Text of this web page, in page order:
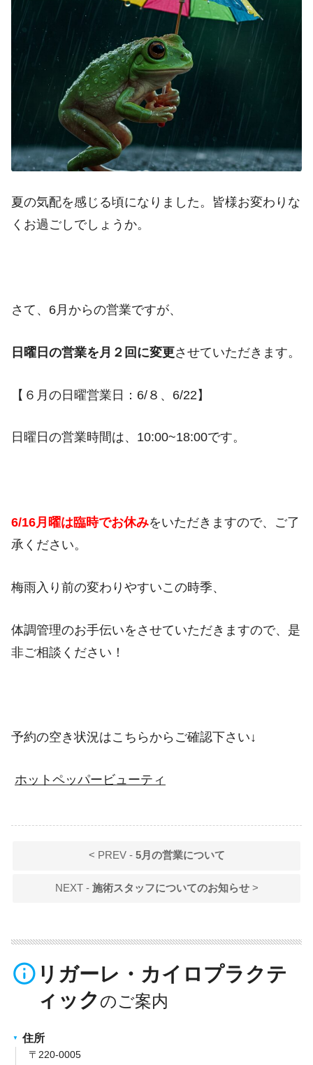
夏の気配を感じる頃になりました。皆様お変わりな
くお過ごしでしょうか。
さて、6月からの営業ですが、
日曜日の営業を月２回に変更させていただきます。
【６月の日曜営業日：6/８、6/22】
日曜日の営業時間は、10:00~18:00です。
6/16月曜は臨時でお休みをいただきますので、ご了
承ください。
梅雨入り前の変わりやすいこの時季、
体調管理のお手伝いをさせていただきますので、 是
非ご相談ください！
予約の空き状況はこちらからご確認下さい↓
ホットペッパービューティ
< PREV - 5月の営業について
NEXT - 施術スタッフについてのお知らせ>
info_outline リガーレ・カイロプラクテ
ィック
住所
〒220-0005